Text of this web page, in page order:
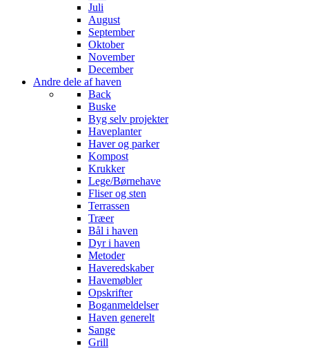
Juli
August
September
Oktober
November
December
Andre dele af haven
Back
Buske
Byg selv projekter
Haveplanter
Haver og parker
Kompost
Krukker
Lege/Børnehave
Fliser og sten
Terrassen
Træer
Bål i haven
Dyr i haven
Metoder
Haveredskaber
Havemøbler
Opskrifter
Boganmeldelser
Haven generelt
Sange
Grill